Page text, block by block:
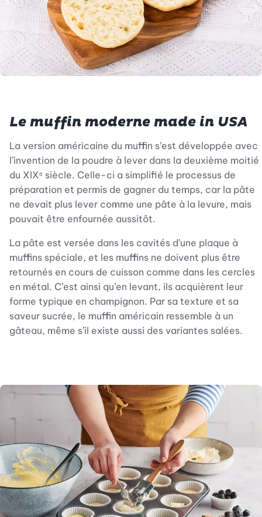
Le muffin moderne made in USA
La version américaine du muffin s’est développée avec
l’invention de la poudre à lever dans la deuxième moitié
du XIXᵉ siècle. Celle-ci a simplifié le processus de
préparation et permis de gagner du temps, car la pâte
ne devait plus lever comme une pâte à la levure, mais
pouvait être enfournée aussitôt.
La pâte est versée dans les cavités d’une plaque à
muffins spéciale, et les muffins ne doivent plus être
retournés en cours de cuisson comme dans les cercles
en métal. C’est ainsi qu’en levant, ils acquièrent leur
forme typique en champignon. Par sa texture et sa
saveur sucrée, le muffin américain ressemble à un
gâteau, même s’il existe aussi des variantes salées.